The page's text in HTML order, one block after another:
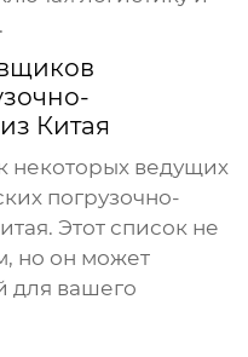
Китая
некоторых ведущих
погрузочно-
. Этот список не
но он может
для вашего